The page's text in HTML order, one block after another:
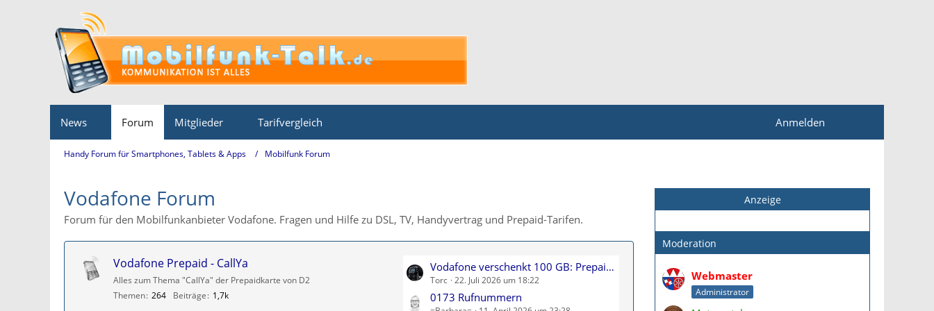
News Forum Mitglieder Tarifvergleich Anmelden
Handy Forum für Smartphones, Tablets & Apps Mobilfunk Forum
Vodafone Forum
Forum für den Mobilfunkanbieter Vodafone. Fragen und Hilfe zu DSL, TV, Handyvertrag und Prepaid-Tarifen.
Vodafone Prepaid - CallYa
Alles zum Thema "CallYa" der Prepaidkarte von D2
Themen 264 Beiträge 1,7k
L
e
Vodafone verschenkt 100 GB: Prepaid-Allnet-Flat kostenlos testen
Torc 22. Juli 2026 um 18:22
0173 Rufnummern
Anzeige
Moderation
Webmaster
Administrator